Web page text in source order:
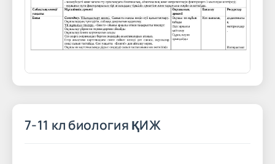
7-11 кл биология ҚИЖ